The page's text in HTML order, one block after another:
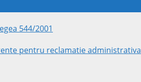
544/2001
pentru reclamatie administrativa